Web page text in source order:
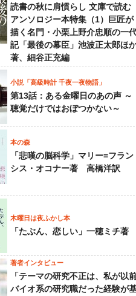
読書の秋に肩慣らし 文庫で読む
アンソロジー本特集（1）巨匠が
描く名門・小栗上野介忠順の一
記「最後の幕臣」池波正太郎ほ
著、細谷正充編
小説「高級時計 千夜一夜物語」
第13話：ある金曜日のあの声 ～
聴覚だけではおぼつかない～
本の森
「悲嘆の脳科学」マリー=フラン
シス・オコナー著 高橋洋訳
木曜日は夜ふかし本
「たぶん、恋しい」一穂ミチ著
著者インタビュー
「テーマの研究不正は、私が以
バイオ系の研究職だった経験が